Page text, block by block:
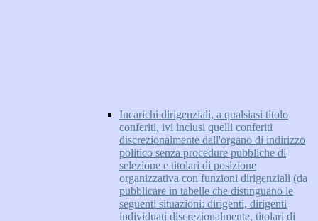
Incarichi dirigenziali, a qualsiasi titolo
conferiti, ivi inclusi quelli conferiti
discrezionalmente dall'organo di indirizzo
politico senza procedure pubbliche di
selezione e titolari di posizione
organizzativa con funzioni dirigenziali (da
pubblicare in tabelle che distinguano le
seguenti situazioni: dirigenti, dirigenti
individuati discrezionalmente, titolari di